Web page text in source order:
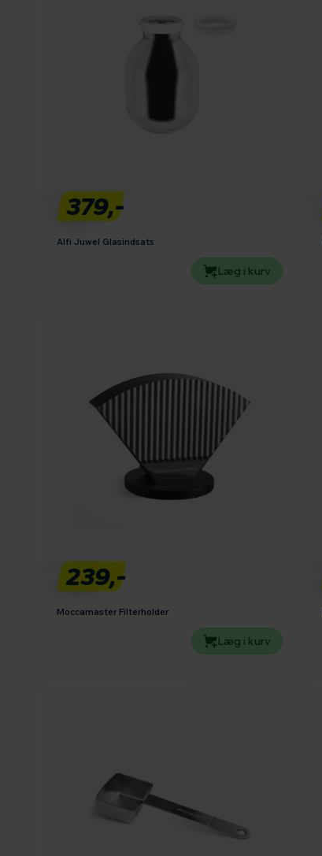
379,-
Alfi Juwel Glasindsats
Læg i kurv
239,-
Moccamaster Filterholder
Læg i kurv